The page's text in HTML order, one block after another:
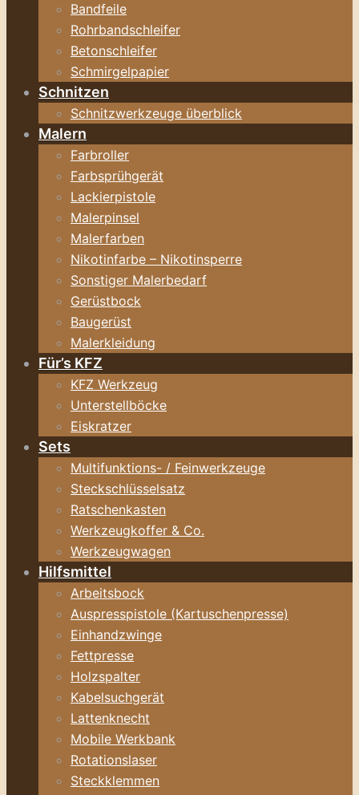
Bandfeile
Rohrbandschleifer
Betonschleifer
Schmirgelpapier
Schnitzen
Schnitzwerkzeuge überblick
Malern
Farbroller
Farbsprühgerät
Lackierpistole
Malerpinsel
Malerfarben
Nikotinfarbe – Nikotinsperre
Sonstiger Malerbedarf
Gerüstbock
Baugerüst
Malerkleidung
Für’s KFZ
KFZ Werkzeug
Unterstellböcke
Eiskratzer
Sets
Multifunktions- / Feinwerkzeuge
Steckschlüsselsatz
Ratschenkasten
Werkzeugkoffer & Co.
Werkzeugwagen
Hilfsmittel
Arbeitsbock
Auspresspistole (Kartuschenpresse)
Einhandzwinge
Fettpresse
Holzspalter
Kabelsuchgerät
Lattenknecht
Mobile Werkbank
Rotationslaser
Steckklemmen